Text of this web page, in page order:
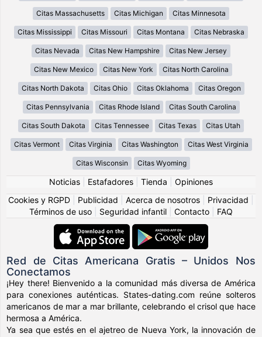
Citas Massachusetts Citas Michigan Citas Minnesota
Citas Mississippi Citas Missouri Citas Montana Citas Nebraska
Citas Nevada Citas New Hampshire Citas New Jersey
Citas New Mexico Citas New York Citas North Carolina
Citas North Dakota Citas Ohio Citas Oklahoma Citas Oregon
Citas Pennsylvania Citas Rhode Island Citas South Carolina
Citas South Dakota Citas Tennessee Citas Texas Citas Utah
Citas Vermont Citas Virginia Citas Washington Citas West Virginia
Citas Wisconsin Citas Wyoming
Noticias Estafadores Tienda
Opiniones
Cookies y RGPD
Publicidad Acerca de nosotros Privacidad
Términos de uso
Seguridad infantil Contacto FAQ
Red de Citas Americana Gratis – Unidos Nos
Conectamos
¡Hey there! Bienvenido a la comunidad más diversa de América
para conexiones auténticas. States-dating.com reúne solteros
americanos de mar a mar brillante, celebrando el crisol que hace
hermosa a América.
Ya sea que estés en el ajetreo de Nueva York, la innovación de